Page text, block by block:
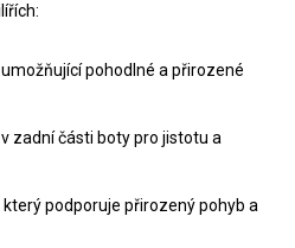
pohodlné a přirozené
zadní části boty pro jistotu a
který podporuje přirozený pohyb a